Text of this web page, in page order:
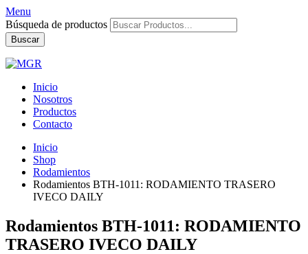
Menu
Búsqueda de productos
Buscar
Inicio
Nosotros
Productos
Contacto
Inicio
Shop
Rodamientos
Rodamientos BTH-1011: RODAMIENTO TRASERO
IVECO DAILY
Rodamientos BTH-1011: RODAMIENTO
TRASERO IVECO DAILY